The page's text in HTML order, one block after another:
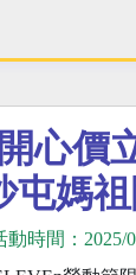
心價
屯媽
動時間： 2025/